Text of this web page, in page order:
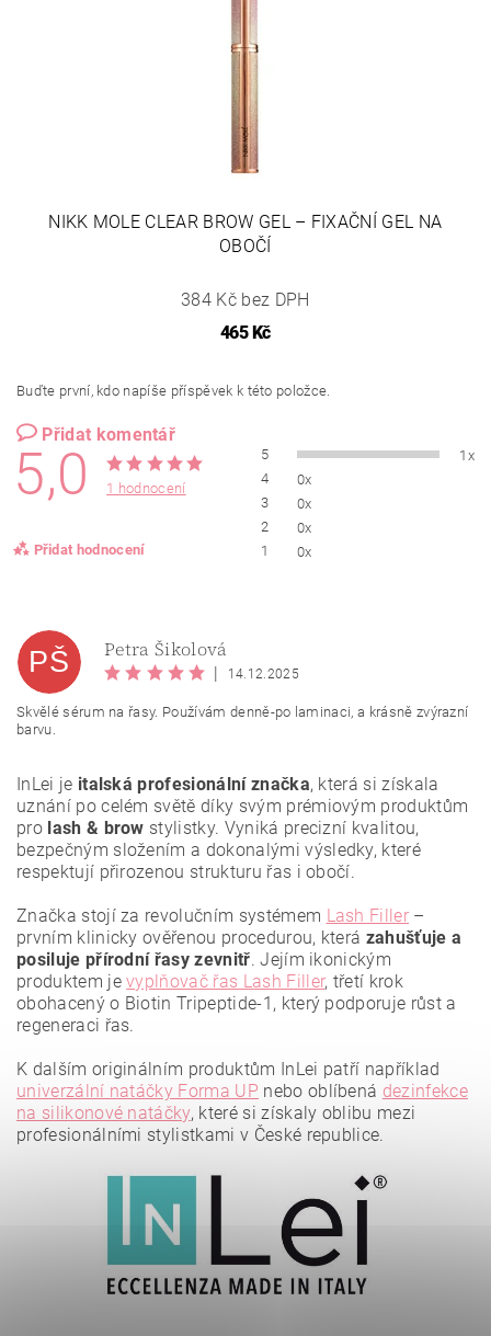
NIKK MOLE CLEAR BROW GEL – FIXAČNÍ GEL NA
OBOČÍ
384 Kč bez DPH
465 Kč
Buďte první, kdo napíše příspěvek k této položce.
Přidat komentář
5,0 1 hodnocení
Přidat hodnocení
5
1x
4
0x
3
0x
2
0x
1
0x
osobních údajů
PŠ Petra Šikolová
14.12.2025
Skvělé sérum na řasy. Používám denně-po laminaci, a krásně zvýrazní
barvu.
InLei je italská profesionální značka, která si získala
uznání po celém světě díky svým prémiovým produktům
pro lash & brow stylistky. Vyniká precizní kvalitou,
bezpečným složením a dokonalými výsledky, které
respektují přirozenou strukturu řas i obočí.
Značka stojí za revolučním systémem Lash Filler –
prvním klinicky ověřenou procedurou, která zahušťuje a
posiluje přírodní řasy zevnitř. Jejím ikonickým
produktem jevyplňovač řas Lash Filler, třetí krok
obohacený o Biotin Tripeptide-1, který podporuje růst a
regeneraci řas.
K dalším originálním produktům InLei patří například
univerzální natáčky Forma UP nebo oblíbená dezinfekce
na silikonové natáčky, které si získaly oblibu mezi
profesionálními stylistkami v České republice.